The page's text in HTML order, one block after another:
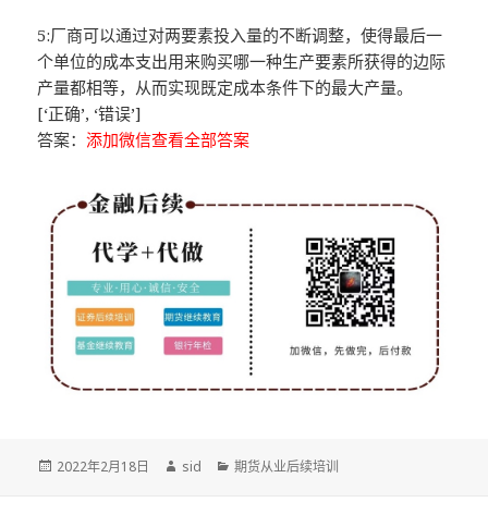
5:厂商可以通过对两要素投入量的不断调整，使得最后一
个单位的成本支出用来购买哪一种生产要素所获得的边际
产量都相等，从而实现既定成本条件下的最大产量。
[‘正确’, ‘错误’]
答案：添加微信查看全部答案
发
2022年2月18日
作
sid
分
期货从业后续培训